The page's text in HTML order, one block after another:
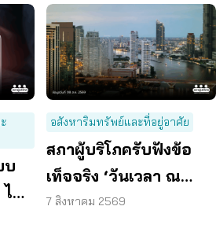
เสี่ยง
บ
ไม่
อสังหาริมทรัพย์และที่อยู่อาศัย
สภาผู้บริโภครับฟังข้อ
เท็จจริง ‘วันเวลา ณ
เจ้าพระยา’ ยืนยันมีถนน
7 สิงหาคม 2569